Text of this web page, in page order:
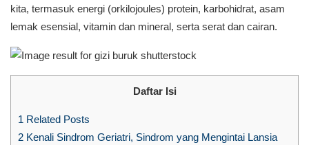
kita, termasuk energi (orkilojoules) protein, karbohidrat, asam
lemak esensial, vitamin dan mineral, serta serat dan cairan.
Daftar Isi
1 Related Posts
2 Kenali Sindrom Geriatri, Sindrom yang Mengintai Lansia